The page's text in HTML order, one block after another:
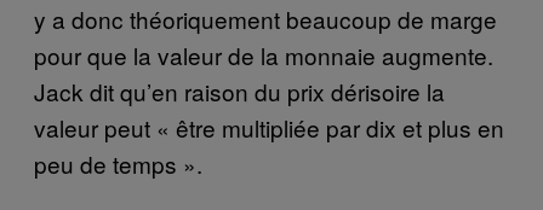
y a donc théoriquement beaucoup de marge
pour que la valeur de la monnaie augmente.
Jack dit qu’en raison du prix dérisoire la
valeur peut « être multipliée par dix et plus en
peu de temps ».